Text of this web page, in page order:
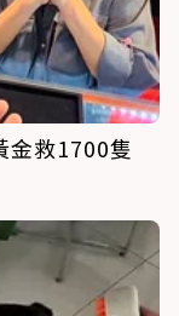
金救1700隻